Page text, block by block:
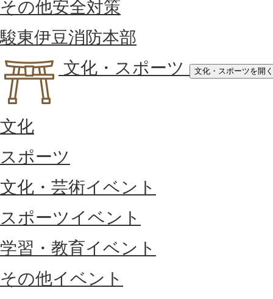
その他安全対策
駿東伊豆消防本部
文化・スポーツ
文化・スポーツを開く
文化
スポーツ
文化・芸術イベント
スポーツイベント
学習・教育イベント
その他イベント